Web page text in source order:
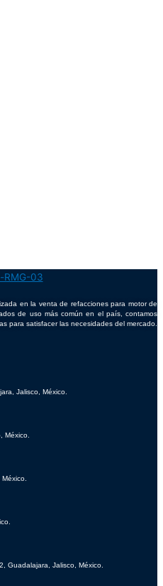
en la venta de refacciones para motor de
de uso más común en el país, contamos
para satisfacer las necesidades del mercado.
Jalisco, México.
México.
Guadalajara, Jalisco, México.